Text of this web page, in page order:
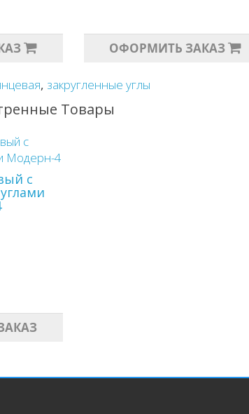
ОФОРМИТЬ ЗАКАЗ
, закругленные углы
Товары
с